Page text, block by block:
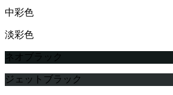
中彩色
淡彩色
ネオブラック
ジェットブラック